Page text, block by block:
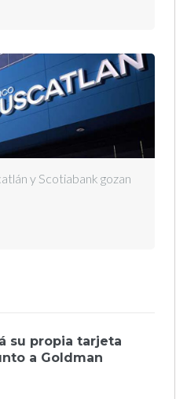
y Scotiabank gozan
su propia tarjeta
a Goldman